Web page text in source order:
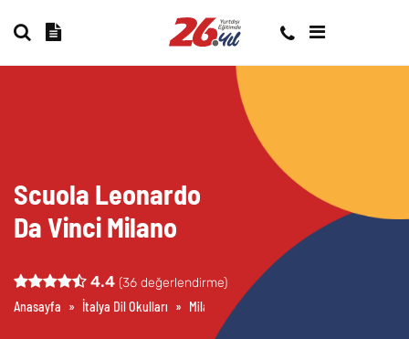
Scuola Leonardo
Da Vinci Milano
4.4 (36 değerlendirme)
Anasayfa » İtalya Dil Okulları » Milano Dil Okulları